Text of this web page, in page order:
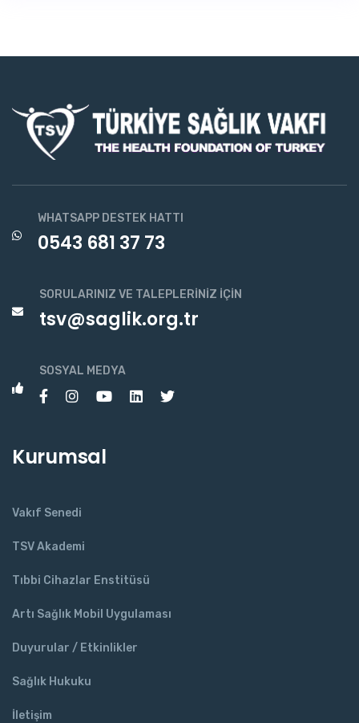
WHATSAPP DESTEK HATTI
0543 681 37 73
SORULARINIZ VE TALEPLERINIZ İÇIN
tsv@saglik.org.tr
SOSYAL MEDYA
Kurumsal
Vakıf Senedi
TSV Akademi
Tıbbi Cihazlar Enstitüsü
Artı Sağlık Mobil Uygulaması
Duyurular / Etkinlikler
Sağlık Hukuku
İletişim